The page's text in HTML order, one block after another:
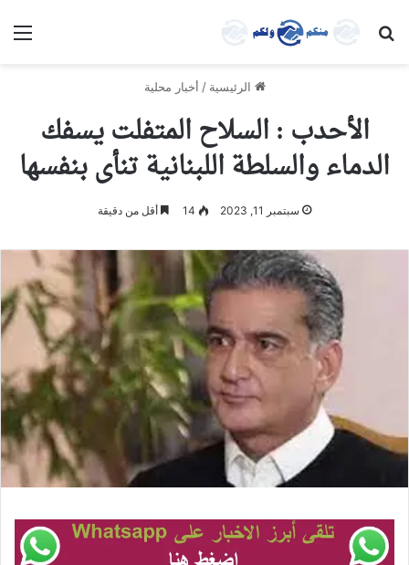
بحث عن
الرئيسية / أخبار محلية
الأحدب : السلاح المتفلت يسفك
الدماء والسلطة اللبنانية تنأى بنفسها
سبتمبر 11, 2023 14 أقل من دقيقة